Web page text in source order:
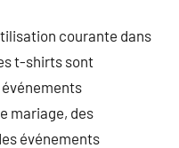
courante dans
t-shirts sont
mariage, des
événements